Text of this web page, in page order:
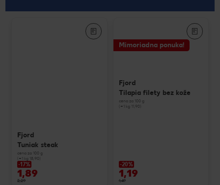
Fjord
Tuniak steak
cena za 100 g
(=1 kg 18,90)
-17%
1,89
2,29
Mimoriadna ponuka!
Fjord
Tilapia filety bez kože
cena za 100 g
(=1 kg 11,90)
-20%
1,19
1,49